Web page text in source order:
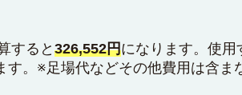
すると326,552円になります。使
す。※足場代などその他費用は含ま